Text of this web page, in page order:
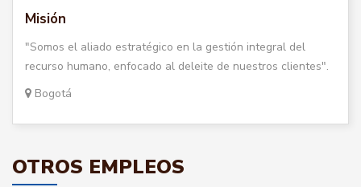
Misión
"Somos el aliado estratégico en la gestión integral del
recurso humano, enfocado al deleite de nuestros clientes".
Bogotá
OTROS EMPLEOS